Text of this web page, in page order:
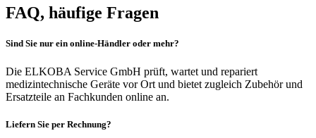
FAQ, häufige Fragen
Sind Sie nur ein online-Händler oder mehr?
Die ELKOBA Service GmbH prüft, wartet und repariert
medizintechnische Geräte vor Ort und bietet zugleich Zubehör und
Ersatzteile an Fachkunden online an.
Liefern Sie per Rechnung?